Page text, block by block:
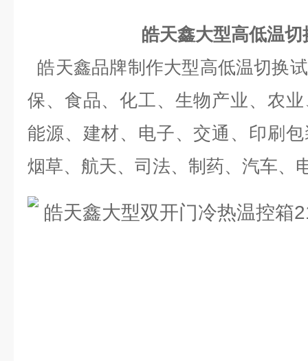
皓天鑫大型高低温切
皓天鑫品牌制作大型高低温切换
保、食品、化工、生物产业、农
能源、建材、电子、交通、印刷
烟草、航天、司法、制药、汽车、